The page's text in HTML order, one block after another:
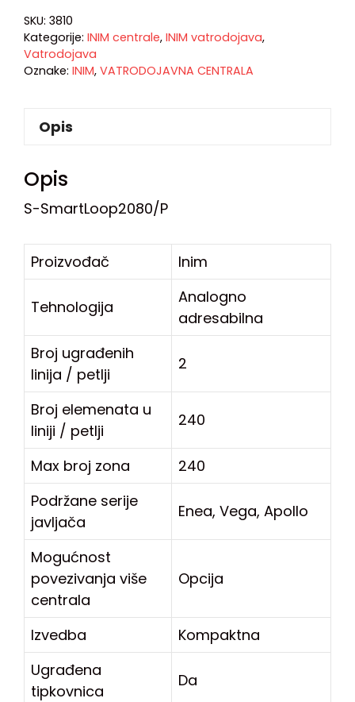
SKU: 3810
Kategorije: INIM centrale, INIM vatrodojava,
Vatrodojava
Oznake: INIM, VATRODOJAVNA CENTRALA
Opis
Opis
S-SmartLoop2080/P
Proizvođač Inim
Tehnologija
Analogno
adresabilna
Broj ugrađenih
linija / petlji
2
Broj elemenata u
liniji / petlji
240
Max broj zona
240
Podržane serije
javljača
Enea, Vega, Apollo
Mogućnost
povezivanja više
centrala
Opcija
Izvedba
Kompaktna
Ugrađena
tipkovnica
Da